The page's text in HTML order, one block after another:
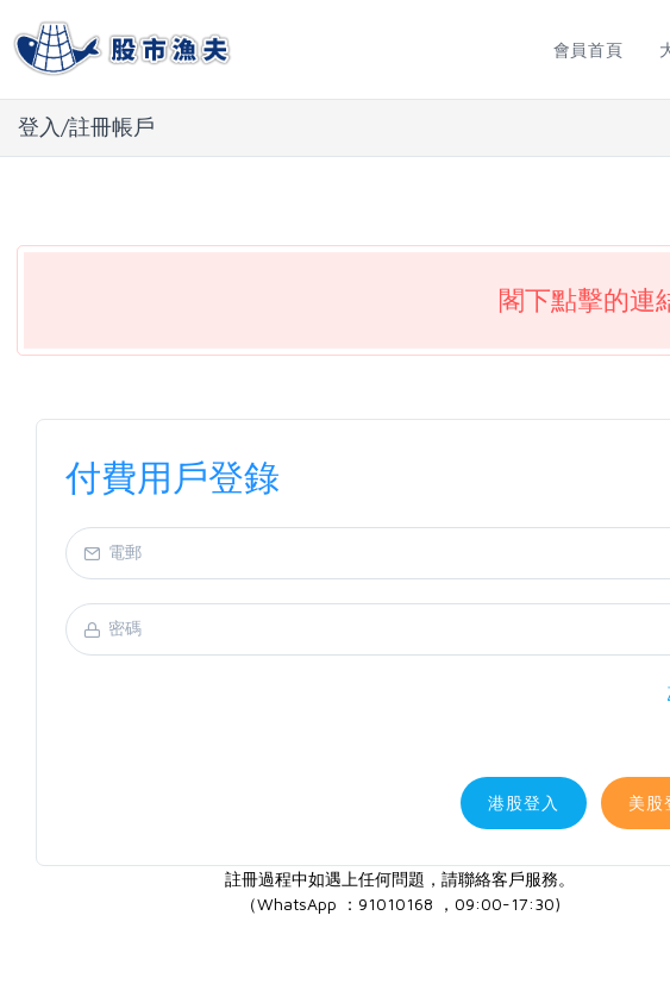
會員首頁
登入/註冊帳戶
閣下點擊的連
付費用戶登錄
港股登入 美股
註冊過程中如遇上任何問題，請聯絡客戶服務。
（WhatsApp ：91010168 ，09:00-17:30)